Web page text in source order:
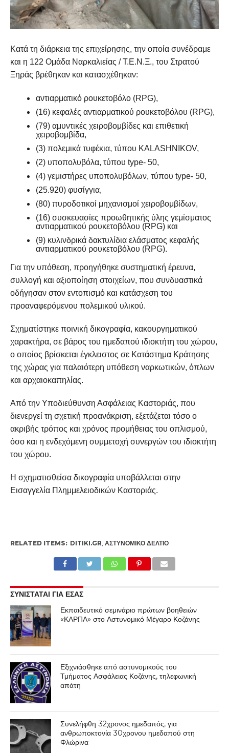
Κατά τη διάρκεια της επιχείρησης, την οποία συνέδραμε
και η 122 Ομάδα Ναρκαλιείας / Τ.Ε.Ν.Ξ., του Στρατού
Ξηράς βρέθηκαν και κατασχέθηκαν:
αντιαρματικό ρουκετοβόλο (RPG),
(16) κεφαλές αντιαρματικού ρουκετοβόλου (RPG),
(79) αμυντικές χειροβομβίδες και επιθετική
χειροβομβίδα,
(3) πολεμικά τυφέκια, τύπου KALASHNIKOV,
(2) υποπολυβόλα, τύπου type- 50,
(4) γεμιστήρες υποπολυβόλων, τύπου type- 50,
(25.920) φυσίγγια,
(80) πυροδοτικοί μηχανισμοί χειροβομβίδων,
(16) συσκευασίες προωθητικής ύλης γεμίσματος
αντιαρματικού ρουκετοβόλου (RPG) και
(9) κυλινδρικά δακτυλίδια ελάσματος κεφαλής
αντιαρματικού ρουκετοβόλου (RPG).
Για την υπόθεση, προηγήθηκε συστηματική έρευνα,
συλλογή και αξιοποίηση στοιχείων, που συνδυαστικά
οδήγησαν στον εντοπισμό και κατάσχεση του
προαναφερόμενου πολεμικού υλικού.
Σχηματίστηκε ποινική δικογραφία, κακουργηματικού
χαρακτήρα, σε βάρος του ημεδαπού ιδιοκτήτη του χώρου,
ο οποίος βρίσκεται έγκλειστος σε Κατάστημα Κράτησης
της χώρας για παλαιότερη υπόθεση ναρκωτικών, όπλων
και αρχαιοκαπηλίας.
Από την Υποδιεύθυνση Ασφάλειας Καστοριάς, που
διενεργεί τη σχετική προανάκριση, εξετάζεται τόσο ο
ακριβής τρόπος και χρόνος προμήθειας του οπλισμού,
όσο και η ενδεχόμενη συμμετοχή συνεργών του ιδιοκτήτη
του χώρου.
Η σχηματισθείσα δικογραφία υποβάλλεται στην
Εισαγγελία Πλημμελειοδικών Καστοριάς.
RELATED ITEMS: DITIKI.GR ΑΣΤΥΝΟΜΙΚΌ ΔΕΛΤΊΟ
ΣΥΝΙΣΤΑΤΑΙ ΓΙΑ ΕΣΑΣ
Εκπαιδευτικό σεμινάριο πρώτων βοηθειών
«ΚΑΡΠΑ» στο Αστυνομικό Μέγαρο Κοζάνης
Εξιχνιάσθηκε από αστυνομικούς του
Τμήματος Ασφάλειας Κοζάνης, τηλεφωνική
απάτη
Συνελήφθη 32χρονος ημεδαπός, για
ανθρωποκτονία 30χρονου ημεδαπού στη
Φλώρινα